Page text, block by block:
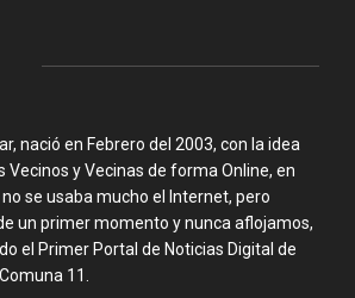
nació en Febrero del 2003, con la idea
Vecinos y Vecinas de forma Online, en
se usaba mucho el Internet, pero
un primer momento y nunca aflojamos,
el Primer Portal de Noticias Digital de
11.